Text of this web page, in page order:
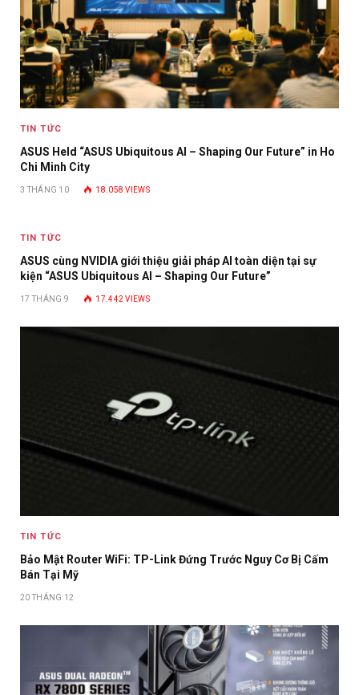
TIN TỨC
ASUS Held “ASUS Ubiquitous AI – Shaping Our Future” in Ho
Chi Minh City
3 THÁNG 10 18.058VIEWS
TIN TỨC
ASUS cùng NVIDIA giới thiệu giải pháp AI toàn diện tại sự
kiện “ASUS Ubiquitous AI – Shaping Our Future”
17 THÁNG 9 17.442VIEWS
TIN TỨC
Bảo Mật Router WiFi: TP-Link Đứng Trước Nguy Cơ Bị Cấm
Bán Tại Mỹ
20 THÁNG 12